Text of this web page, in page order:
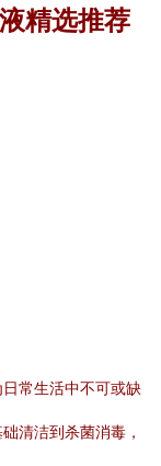
精选推荐
常生活中不可或缺
清洁到杀菌消毒，